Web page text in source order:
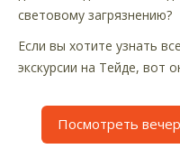
световому загрязнению?
Если вы хотите узнать
экскурсии на Тейде, вот
Посмотреть